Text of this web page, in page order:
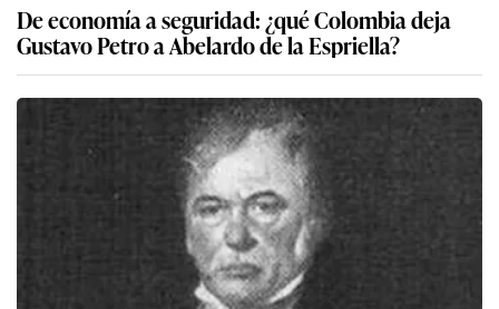
De economía a seguridad: ¿qué Colombia deja
Gustavo Petro a Abelardo de la Espriella?